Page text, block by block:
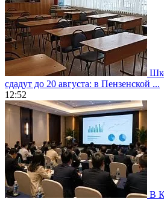
сдадут до 20 августа: в Пензенской ...
12:52
В